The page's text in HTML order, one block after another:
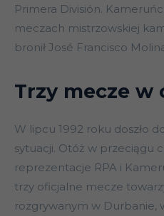
Primera División.
meczach mistrzowskiej
bronił José Francisco
Trzy mecze w
W lipcu 1992 roku doszło
sytuacji. Otóż w przeciągu
reprezentacje RPA i
trzy oficjalne mecze
rozgrywanym w Durbanie,